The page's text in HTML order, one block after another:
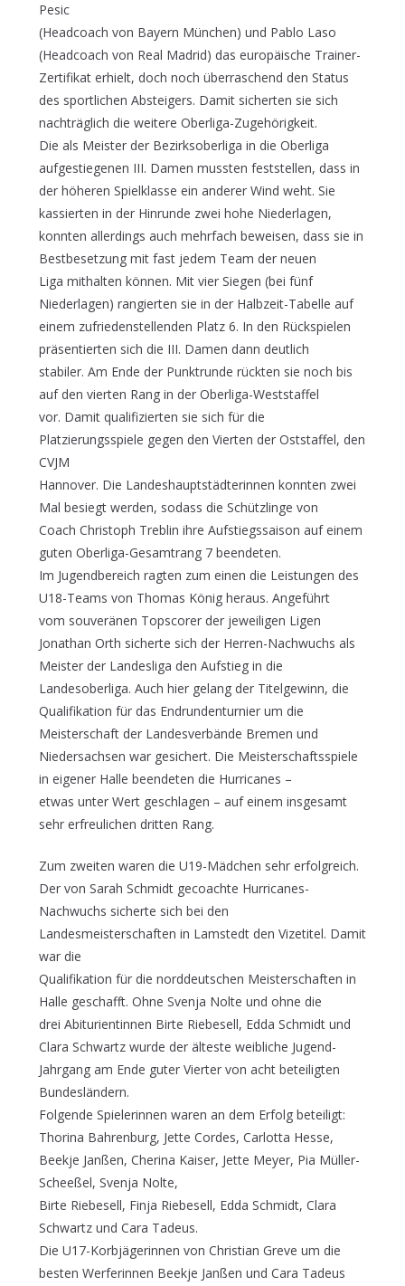
Pesic
(Headcoach von Bayern München) und Pablo Laso
(Headcoach von Real Madrid) das europäische Trainer-
Zertifikat erhielt, doch noch überraschend den Status
des sportlichen Absteigers. Damit sicherten sie sich
nachträglich die weitere Oberliga-Zugehörigkeit.
Die als Meister der Bezirksoberliga in die Oberliga
aufgestiegenen III. Damen mussten feststellen, dass in
der höheren Spielklasse ein anderer Wind weht. Sie
kassierten in der Hinrunde zwei hohe Niederlagen,
konnten allerdings auch mehrfach beweisen, dass sie in
Bestbesetzung mit fast jedem Team der neuen
Liga mithalten können. Mit vier Siegen (bei fünf
Niederlagen) rangierten sie in der Halbzeit-Tabelle auf
einem zufriedenstellenden Platz 6. In den Rückspielen
präsentierten sich die III. Damen dann deutlich
stabiler. Am Ende der Punktrunde rückten sie noch bis
auf den vierten Rang in der Oberliga-Weststaffel
vor. Damit qualifizierten sie sich für die
Platzierungsspiele gegen den Vierten der Oststaffel, den
CVJM
Hannover. Die Landeshauptstädterinnen konnten zwei
Mal besiegt werden, sodass die Schützlinge von
Coach Christoph Treblin ihre Aufstiegssaison auf einem
guten Oberliga-Gesamtrang 7 beendeten.
Im Jugendbereich ragten zum einen die Leistungen des
U18-Teams von Thomas König heraus. Angeführt
vom souveränen Topscorer der jeweiligen Ligen
Jonathan Orth sicherte sich der Herren-Nachwuchs als
Meister der Landesliga den Aufstieg in die
Landesoberliga. Auch hier gelang der Titelgewinn, die
Qualifikation für das Endrundenturnier um die
Meisterschaft der Landesverbände Bremen und
Niedersachsen war gesichert. Die Meisterschaftsspiele
in eigener Halle beendeten die Hurricanes –
etwas unter Wert geschlagen – auf einem insgesamt
sehr erfreulichen dritten Rang.
Zum zweiten waren die U19-Mädchen sehr erfolgreich.
Der von Sarah Schmidt gecoachte Hurricanes-
Nachwuchs sicherte sich bei den
Landesmeisterschaften in Lamstedt den Vizetitel. Damit
war die
Qualifikation für die norddeutschen Meisterschaften in
Halle geschafft. Ohne Svenja Nolte und ohne die
drei Abiturientinnen Birte Riebesell, Edda Schmidt und
Clara Schwartz wurde der älteste weibliche Jugend-
Jahrgang am Ende guter Vierter von acht beteiligten
Bundesländern.
Folgende Spielerinnen waren an dem Erfolg beteiligt:
Thorina Bahrenburg, Jette Cordes, Carlotta Hesse,
Beekje Janßen, Cherina Kaiser, Jette Meyer, Pia Müller-
Scheeßel, Svenja Nolte,
Birte Riebesell, Finja Riebesell, Edda Schmidt, Clara
Schwartz und Cara Tadeus.
Die U17-Korbjägerinnen von Christian Greve um die
besten Werferinnen Beekje Janßen und Cara Tadeus